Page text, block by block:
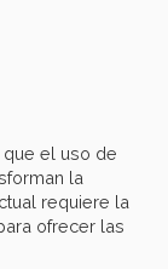
el uso de
la
requiere la
ofrecer las